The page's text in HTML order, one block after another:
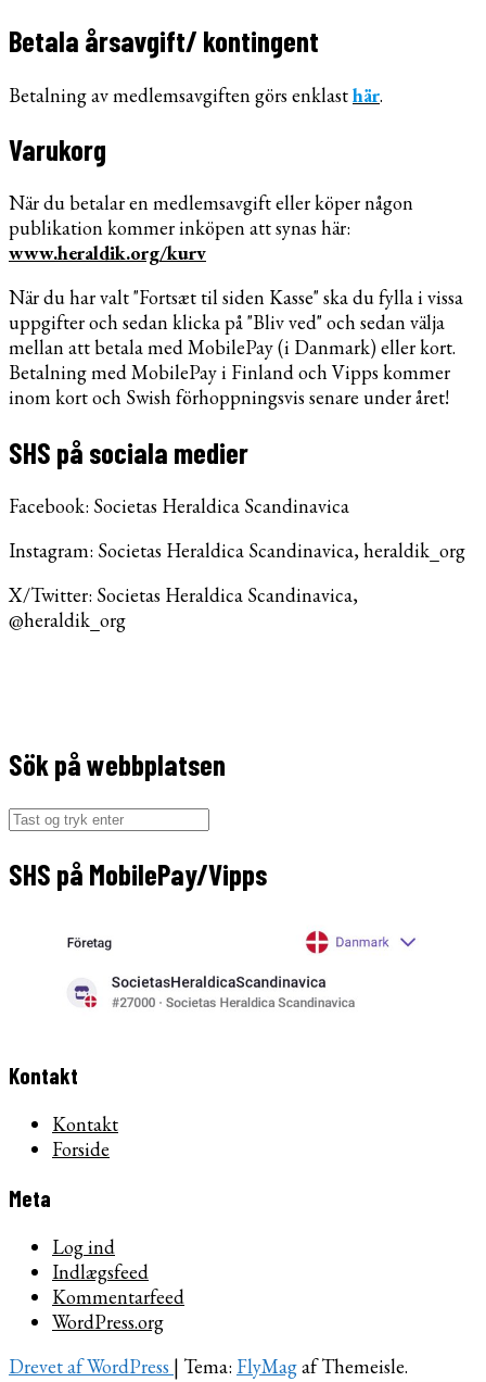
Betala årsavgift/ kontingent
Betalning av medlemsavgiften görs enklasthär.
Varukorg
När du betalar en medlemsavgift eller köper någon
publikation kommer inköpen att synas här:
www.heraldik.org/kurv
När du har valt "Fortsæt til siden Kasse" ska du fylla i vissa
uppgifter och sedan klicka på "Bliv ved" och sedan välja
mellan att betala med MobilePay (i Danmark) eller kort.
Betalning med MobilePay i Finland och Vipps kommer
inom kort och Swish förhoppningsvis senare under året!
SHS på sociala medier
Facebook: Societas Heraldica Scandinavica
Instagram: Societas Heraldica Scandinavica, heraldik_org
X/Twitter: Societas Heraldica Scandinavica,
@heraldik_org
Sök på webbplatsen
Søg
SHS på MobilePay/Vipps
Kontakt
Kontakt
Forside
Meta
Log ind
Indlægsfeed
Kommentarfeed
WordPress.org
Drevet af WordPress | Tema: FlyMagaf Themeisle.